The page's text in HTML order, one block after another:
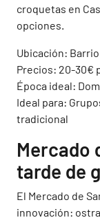
croquetas en
opciones.
Ubicación:
Precios: 20-30€
Época ideal:
Ideal para:
tradicional
Mercado
tarde de
El Mercado de
innovación: